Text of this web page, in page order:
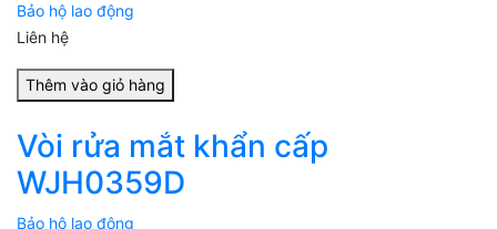
Bảo hộ lao động
Liên hệ
Thêm vào giỏ hàng
Vòi rửa mắt khẩn cấp
WJH0359D
Bảo hộ lao động